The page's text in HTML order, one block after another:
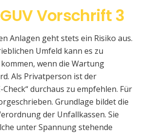
Vorschrift 3
Anlagen geht stets ein Risiko aus.
Umfeld kann es zu
wenn die Wartung
Als Privatperson ist der
durchaus zu empfehlen. Für
Grundlage bildet die
der Unfallkassen. Sie
unter Spannung stehende